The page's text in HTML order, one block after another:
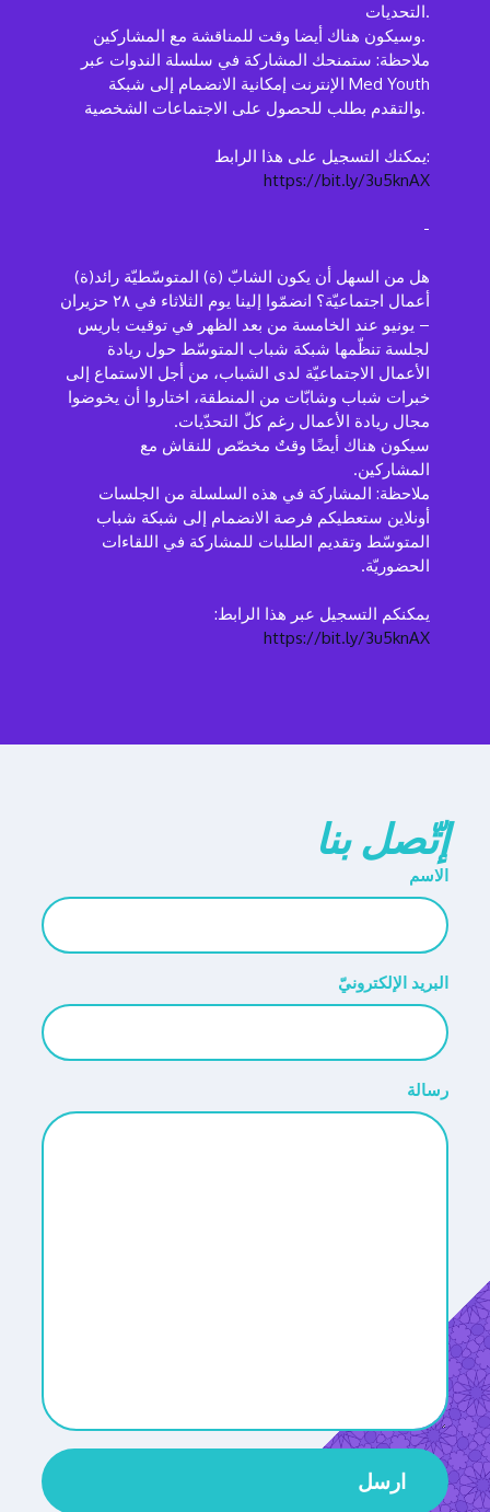
التحديات.
وسيكون هناك أيضا وقت للمناقشة مع المشاركين.
ملاحظة: ستمنحك المشاركة في سلسلة الندوات عبر
الإنترنت إمكانية الانضمام إلى شبكة Med Youth
والتقدم بطلب للحصول على الاجتماعات الشخصية.
يمكنك التسجيل على هذا الرابط:
https://bit.ly/3u5knAX
-
هل من السهل أن يكون الشابّ (ة) المتوسّطيّة رائد(ة)
أعمال اجتماعيّة؟ انضمّوا إلينا يوم الثلاثاء في ٢٨ حزيران
– يونيو عند الخامسة من بعد الظهر في توقيت باريس
لجلسة تنظّمها شبكة شباب المتوسّط حول ريادة
الأعمال الاجتماعيّة لدى الشباب، من أجل الاستماع إلى
خبرات شباب وشابّات من المنطقة، اختاروا أن يخوضوا
مجال ريادة الأعمال رغم كلّ التحدّيات.
سيكون هناك أيضًا وقتٌ مخصّص للنقاش مع
المشاركين.
ملاحظة: المشاركة في هذه السلسلة من الجلسات
أونلاين ستعطيكم فرصة الانضمام إلى شبكة شباب
المتوسّط وتقديم الطلبات للمشاركة في اللقاءات
الحضوريّة.
يمكنكم التسجيل عبر هذا الرابط:
https://bit.ly/3u5knAX
إتّصل بنا
الاسم
البريد الإلكترونيّ
رسالة
ارسل